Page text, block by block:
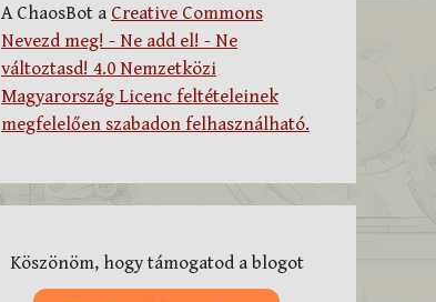
A ChaosBot a Creative Commons
Nevezd meg! - Ne add el! - Ne
változtasd! 4.0 Nemzetközi
Magyarország Licenc feltételeinek
megfelelően szabadon felhasználható.
Köszönöm, hogy támogatod a blogot